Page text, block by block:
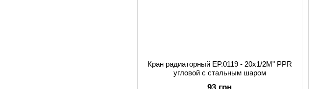
Кран радиаторный EP.0119 - 20x1/2M" PPR
угловой с стальным шаром